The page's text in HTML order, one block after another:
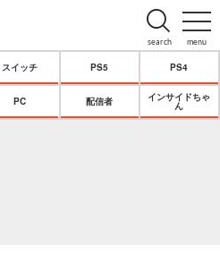
menu
search
スイッチ PS5 PS4
PC 配信者
インサイドちゃ
ん